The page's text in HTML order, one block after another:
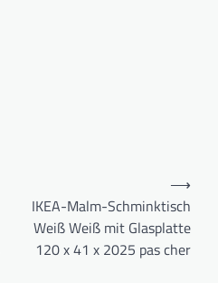
IKEA-Malm-Schminktisch
Weiß Weiß mit Glasplatte
120 x 41 x 2025 pas cher
⟶